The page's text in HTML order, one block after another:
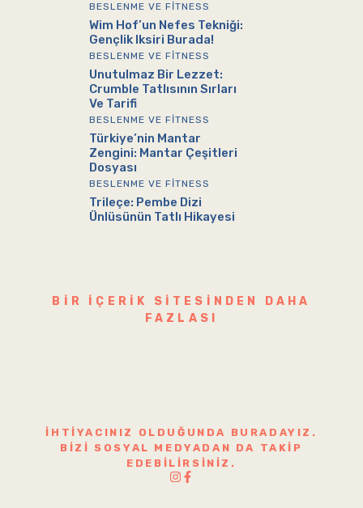
BESLENME VE FITNESS
Wim Hof’un Nefes Tekniği:
Gençlik Iksiri Burada!
BESLENME VE FITNESS
Unutulmaz Bir Lezzet:
Crumble Tatlısının Sırları
Ve Tarifi
BESLENME VE FITNESS
Türkiye’nin Mantar
Zengini: Mantar Çeşitleri
Dosyası
BESLENME VE FITNESS
Trileçe: Pembe Dizi
Ünlüsünün Tatlı Hikayesi
BIR IÇERIK SITESINDEN DAHA
FAZLASI
İHTIYACINIZ OLDUĞUNDA BURADAYIZ.
BIZI SOSYAL MEDYADAN DA TAKIP
EDEBILIRSINIZ.